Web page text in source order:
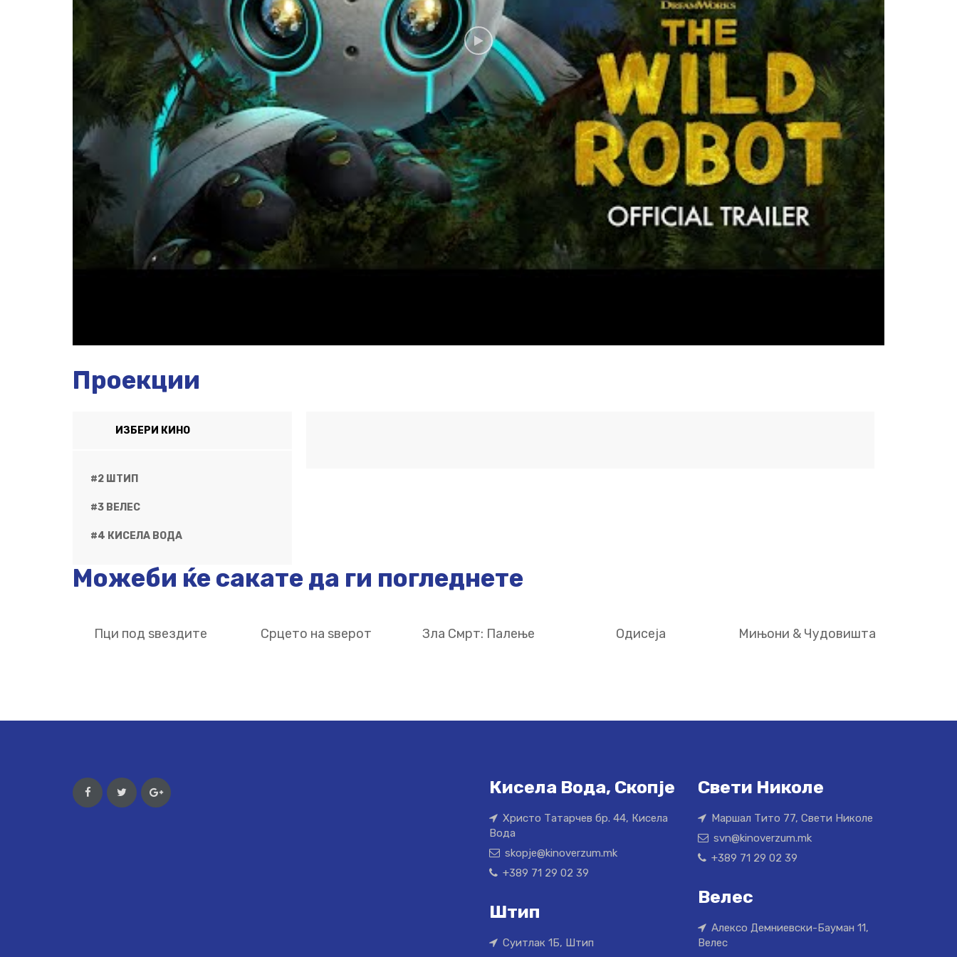
Проекции
ИЗБЕРИ КИНО
#2 ШТИП
#3 ВЕЛЕС
#4 КИСЕЛА ВОДА
Можеби ќе сакате да ги погледнете
Пци под ѕвездите Срцето на ѕверот Зла Смрт: Палење Одисеја Мињони & Чудовишта
Кисела Вода, Скопје
Христо Татарчев бр. 44, Кисела
Вода
skopje@kinoverzum.mk
+389 71 29 02 39
Штип
Суитлак 1Б, Штип
Свети Николе
Маршал Тито 77, Свети Николе
svn@kinoverzum.mk
+389 71 29 02 39
Велес
Алексо Демниевски-Бауман 11,
Велес